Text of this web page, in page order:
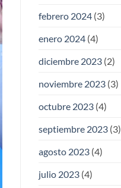
febrero 2024(3)
enero 2024(4)
diciembre 2023(2)
noviembre 2023(3)
octubre 2023(4)
septiembre 2023(3)
agosto 2023(4)
julio 2023(4)